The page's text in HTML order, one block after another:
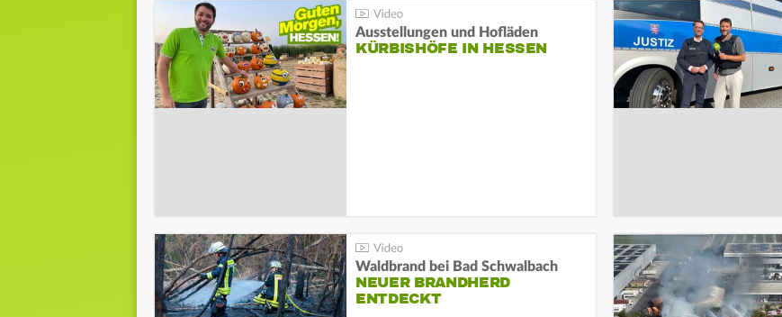
Ausstellungen und Hofläden
KÜRBISHÖFE IN HESSEN
Waldbrand bei Bad Schwalbach
NEUER BRANDHERD
ENTDECKT